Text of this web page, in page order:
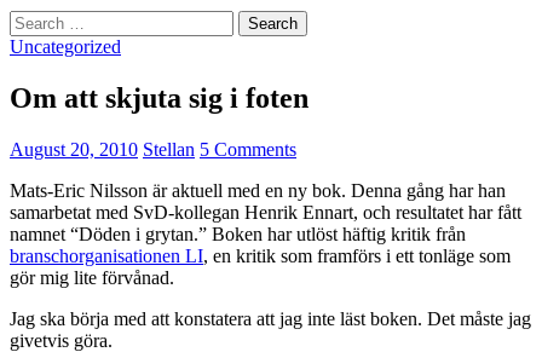
Search
for:
Uncategorized
Om att skjuta sig i foten
August 20, 2010 Stellan 5 Comments
Mats-Eric Nilsson är aktuell med en ny bok. Denna gång har han
samarbetat med SvD-kollegan Henrik Ennart, och resultatet har fått
namnet “Döden i grytan.” Boken har utlöst häftig kritik från
branschorganisationen LI, en kritik som framförs i ett tonläge som
gör mig lite förvånad.
Jag ska börja med att konstatera att jag inte läst boken. Det måste jag
givetvis göra.